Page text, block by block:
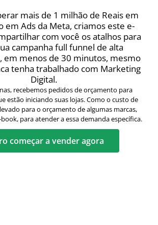
mais de 1 milhão de Reais em
em Ads da Meta, criamos este e-
com você os atalhos para
campanha full funnel de alta
em menos de 30 minutos, mesmo
tenha trabalhado com Marketing
Digital.
recebemos pedidos de orçamento para
estão iniciando suas lojas. Como o custo de
para o orçamento de algumas marcas,
para atender a essa demanda específica.
começar a vender agora